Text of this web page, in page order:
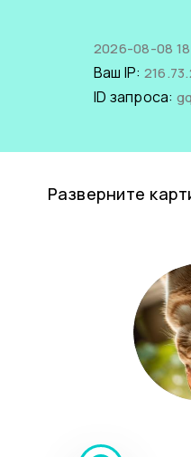
2026-08-08
Ваш IP:
ID запроса:
Разверните